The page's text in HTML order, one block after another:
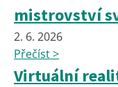
mistrovství
2. 6. 2026
Přečíst >
Virtuální